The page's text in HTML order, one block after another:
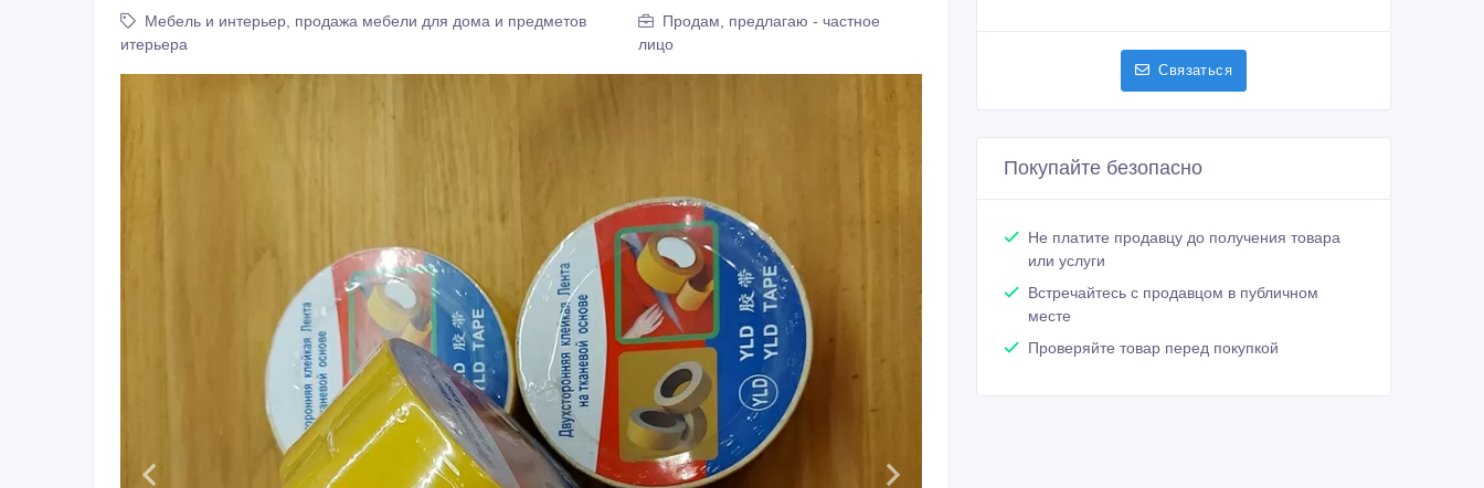
Мебель и интерьер, продажа мебели для дома и предметов
итерьера
Продам, предлагаю - частное
лицо
Связаться
Покупайте безопасно
Не платите продавцу до получения товара
или услуги
Встречайтесь с продавцом в публичном
месте
Проверяйте товар перед покупкой